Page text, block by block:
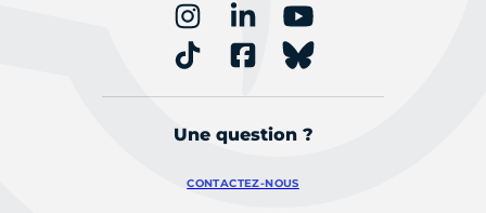
Une question ?
CONTACTEZ-NOUS